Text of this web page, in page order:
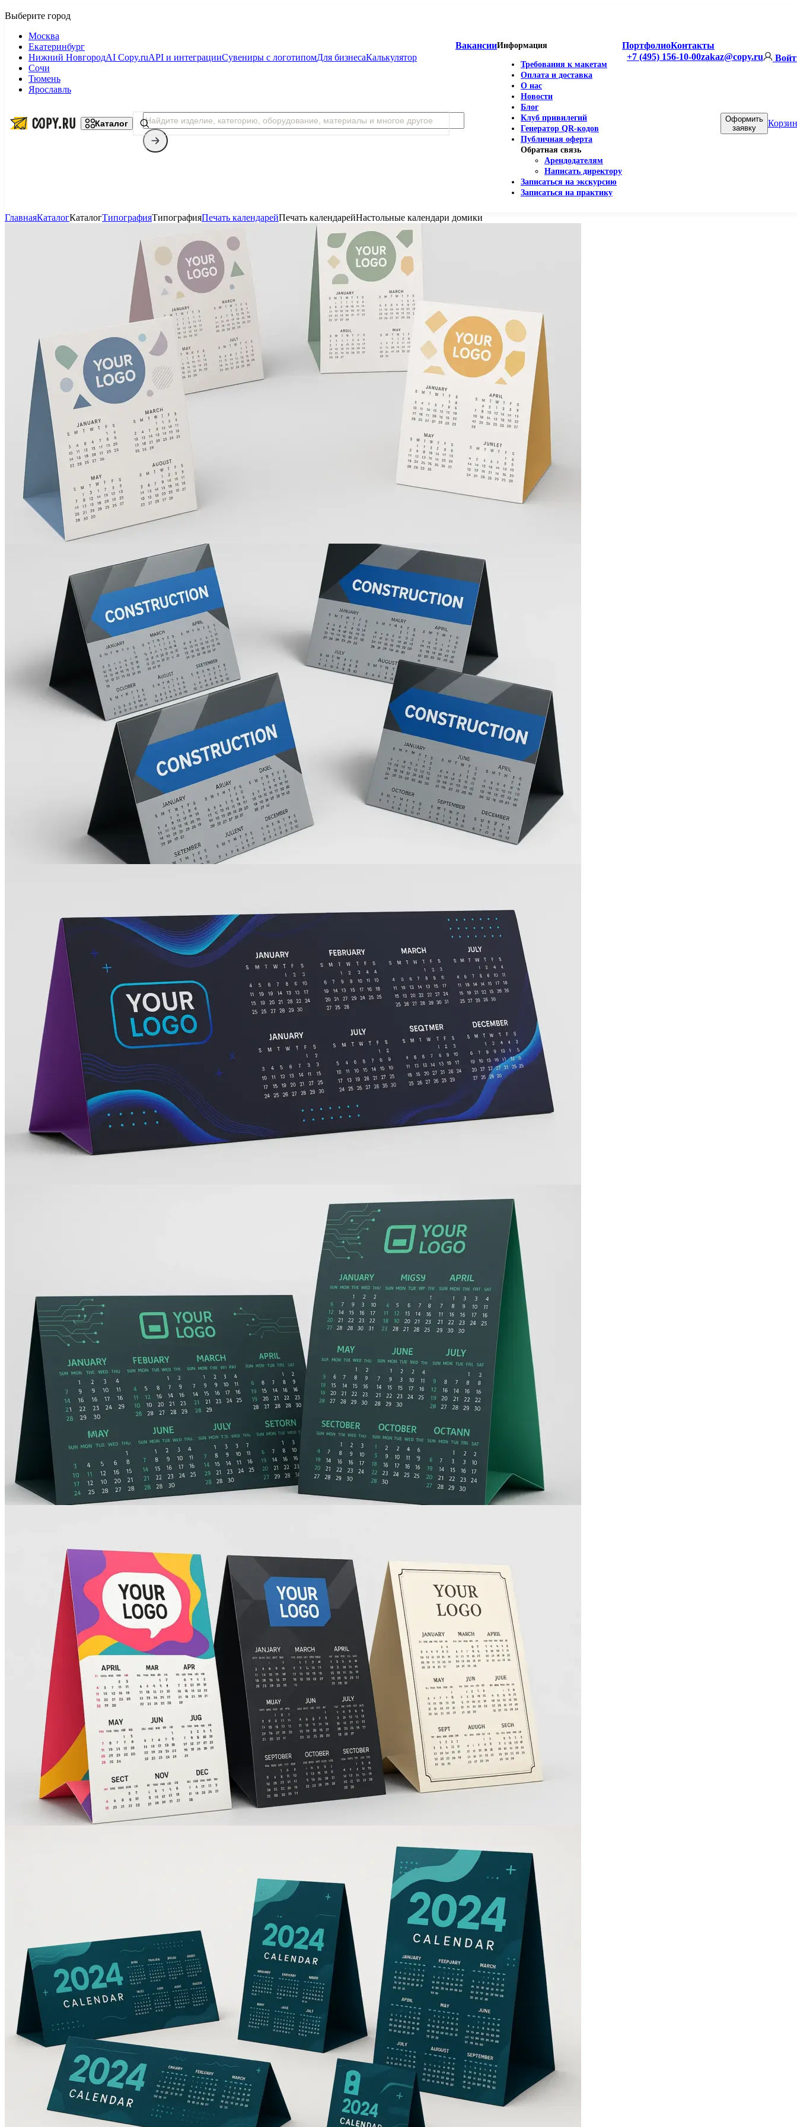
Москва
Екатеринбург
Нижний Новгород
Сочи
Тюмень
Ярославль
AI Copy.ruAPI и интеграцииСувениры с логотипомДля бизнесаКалькулятор +7 (495) 156-10-00zakaz@copy.ru
Каталог
ВакансииИнформация
Требования к макетам
Оплата и доставка
О нас
Новости
Блог
Клуб привилегий
Генератор QR-кодов
Публичная оферта
Обратная связь
Арендодателям
Написать директору
Записаться на экскурсию
Записаться на практику
ПортфолиоКонтакты
Оформить
заявку
Широкоформатная печать
Графический дизайн
Корпоративные сувениры
Тематическая полиграфия
Полиграфические технологии
Онлайн-типография
Печать в копицентре
Печать документов А3/А4
Печать чертежей
Печать плакатов
Печать лекал
Печать на пенокартоне
Печать авторефератов
Сканирование документов
Сканирование документов А3/А4
Ламинирование документов
Ламинирование документов А4/А3
Ламинирование плакатов
Ламинирование наклеек
Ламинирование фотографий
Ламинирование бумаги
Ламинирование больших форматов
По типу ламинирования
Брошюровка в копицентре
Брошюровка документов
Брошюровка на пластиковую пружину
Брошюровка на металлическую пружину
Брошюровка на скобу
Брошюровка курсовых работ
Брошюровка дипломных работ
Брошюровка диссертаций
Брошюровка листов
Печать проектной документации
Печать документов А3/А4
Копирование документов А3/А4
Сканирование документов А3/А4
Брошюровка на пластиковую пружину
Брошюровка на металлическую пружину
Инженерная печать документации и чертежей
ГлавнаяКаталогКаталогТипографияТипографияПечать календарейПечать календарейНастольные календари домики